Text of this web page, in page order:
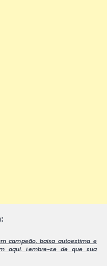
campeão, baixa autoestima e
aqui. Lembre-se de que sua